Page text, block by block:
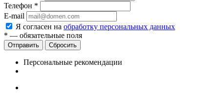
Телефон *
E-mail
Я согласен на обработку персональных данных
* — обязательные поля
Сбросить
Персональные рекомендации